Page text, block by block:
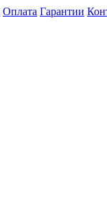
Оплата Гарантии